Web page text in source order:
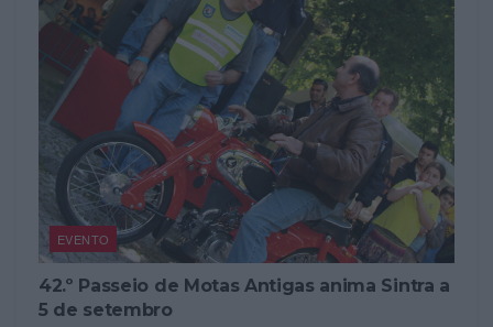
EVENTO
42.º Passeio de Motas Antigas anima Sintra a
5 de setembro